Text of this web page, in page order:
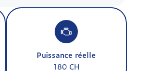
Puissance réelle
180 CH